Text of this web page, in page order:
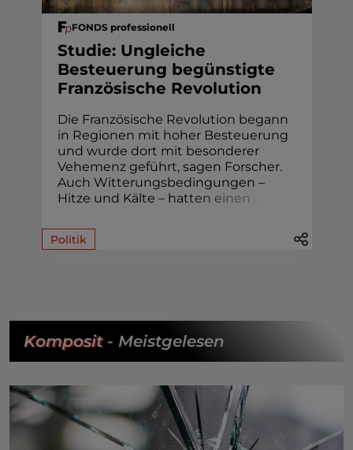
FONDS professionell
Studie: Ungleiche
Besteuerung begünstigte
Französische Revolution
Die Französische Revolution begann
in Regionen mit hoher Besteuerung
und wurde dort mit besonderer
Vehemenz geführt, sagen Forscher.
Auch Witterungsbedingungen –
Hitze und Kälte – hatten einen
Politik
Komposit- Meistgelesen